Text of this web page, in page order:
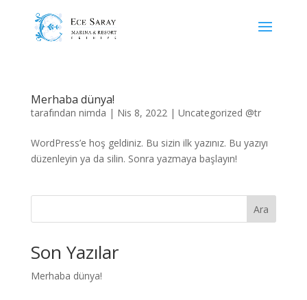
Merhaba dünya!
tarafından nimda | Nis 8, 2022| Uncategorized @tr
WordPress’e hoş geldiniz. Bu sizin ilk yazınız. Bu yazıyı
düzenleyin ya da silin. Sonra yazmaya başlayın!
Ara
Son Yazılar
Merhaba dünya!